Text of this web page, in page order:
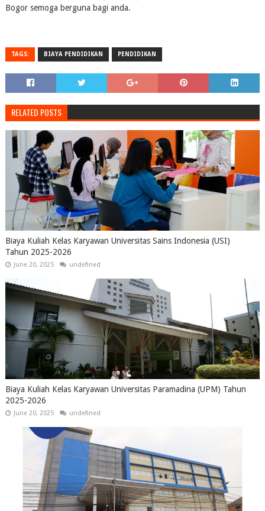
Bogor semoga berguna bagi anda.
TAGS: BIAYA PENDIDIKAN PENDIDIKAN
RELATED POSTS
Biaya Kuliah Kelas Karyawan Universitas Sains Indonesia (USI)
Tahun 2025-2026
June 20, 2025 undefined
Biaya Kuliah Kelas Karyawan Universitas Paramadina (UPM) Tahun
2025-2026
June 20, 2025 undefined